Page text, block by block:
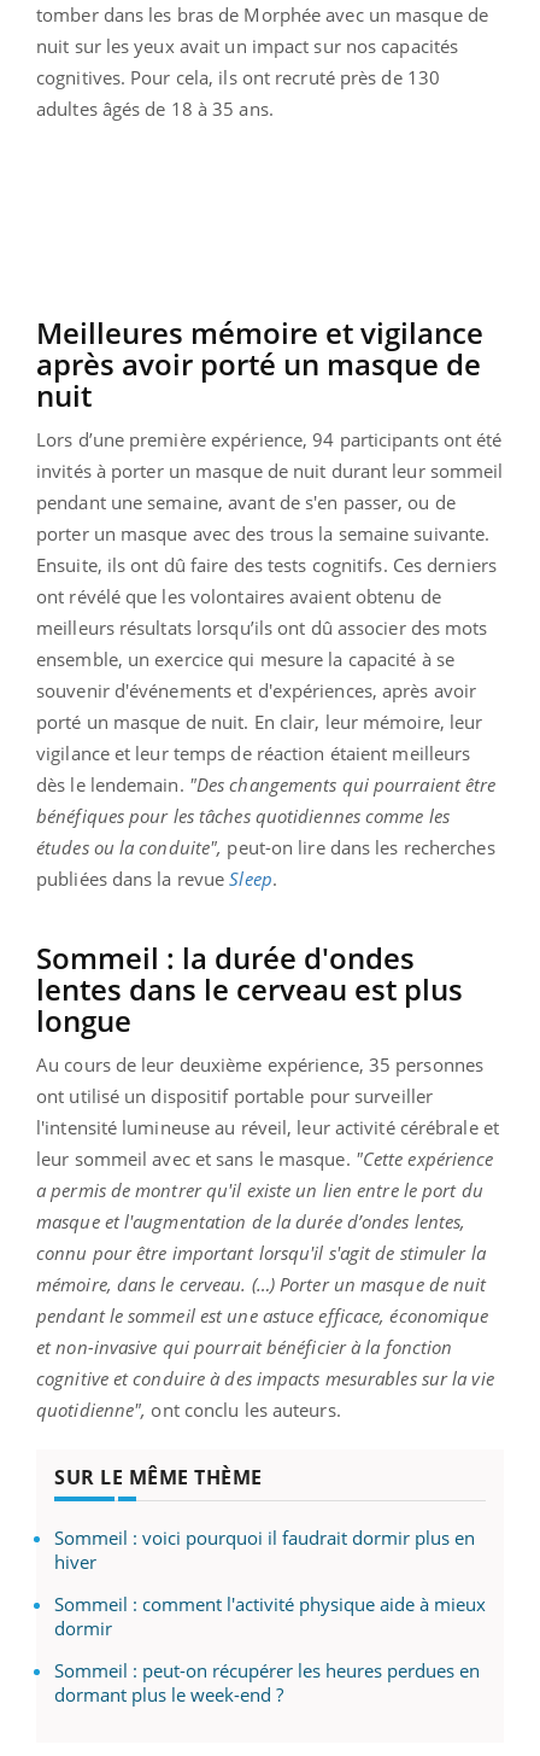
tomber dans les bras de Morphée avec un masque de
nuit sur les yeux avait un impact sur nos capacités
cognitives. Pour cela, ils ont recruté près de 130
adultes âgés de 18 à 35 ans.
Meilleures mémoire et vigilance
après avoir porté un masque de
nuit
Lors d’une première expérience, 94 participants ont été
invités à porter un masque de nuit durant leur sommeil
pendant une semaine, avant de s'en passer, ou de
porter un masque avec des trous la semaine suivante.
Ensuite, ils ont dû faire des tests cognitifs. Ces derniers
ont révélé que les volontaires avaient obtenu de
meilleurs résultats lorsqu’ils ont dû associer des mots
ensemble, un exercice qui mesure la capacité à se
souvenir d'événements et d'expériences, après avoir
porté un masque de nuit. En clair, leur mémoire, leur
vigilance et leur temps de réaction étaient meilleurs
dès le lendemain. "Des changements qui pourraient être
bénéfiques pour les tâches quotidiennes comme les
études ou la conduite", peut-on lire dans les recherches
publiées dans la revueSleep.
Sommeil : la durée d'ondes
lentes dans le cerveau est plus
longue
Au cours de leur deuxième expérience, 35 personnes
ont utilisé un dispositif portable pour surveiller
l'intensité lumineuse au réveil, leur activité cérébrale et
leur sommeil avec et sans le masque. "Cette expérience
a permis de montrer qu'il existe un lien entre le port du
masque et l'augmentation de la durée d’ondes lentes,
connu pour être important lorsqu'il s'agit de stimuler la
mémoire, dans le cerveau. (…) Porter un masque de nuit
pendant le sommeil est une astuce efficace, économique
et non-invasive qui pourrait bénéficier à la fonction
cognitive et conduire à des impacts mesurables sur la vie
quotidienne", ont conclu les auteurs.
SUR LE MÊME THÈME
Sommeil : voici pourquoi il faudrait dormir plus en
hiver
Sommeil : comment l'activité physique aide à mieux
dormir
Sommeil : peut-on récupérer les heures perdues en
dormant plus le week-end ?